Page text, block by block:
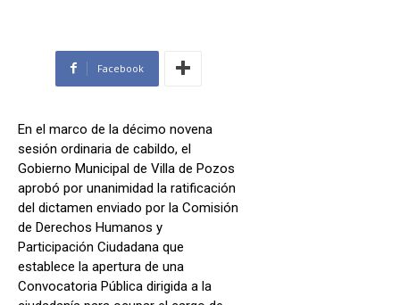
Facebook
En el marco de la décimo novena
sesión ordinaria de cabildo, el
Gobierno Municipal de Villa de Pozos
aprobó por unanimidad la ratificación
del dictamen enviado por la Comisión
de Derechos Humanos y
Participación Ciudadana que
establece la apertura de una
Convocatoria Pública dirigida a la